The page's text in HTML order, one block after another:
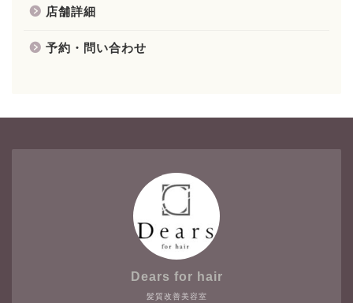
店舗詳細
予約・問い合わせ
髪質改善美容室
Dears for hair